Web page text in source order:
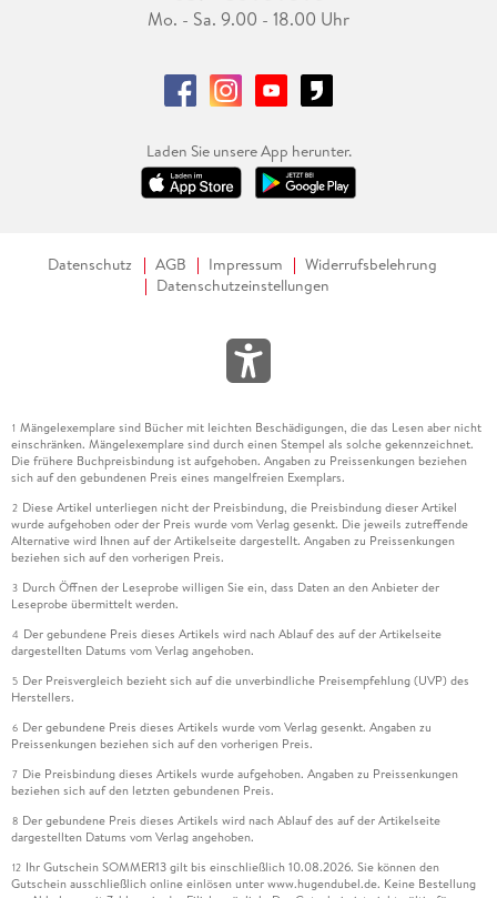
Mo. - Sa. 9.00 - 18.00 Uhr
Laden Sie unsere App herunter.
Datenschutz AGB Impressum
Widerrufsbelehrung
Datenschutzeinstellungen
1 Mängelexemplare sind Bücher mit leichten Beschädigungen, die das Lesen aber nicht
einschränken. Mängelexemplare sind durch einen Stempel als solche gekennzeichnet.
Die frühere Buchpreisbindung ist aufgehoben. Angaben zu Preissenkungen beziehen
sich auf den gebundenen Preis eines mangelfreien Exemplars.
2 Diese Artikel unterliegen nicht der Preisbindung, die Preisbindung dieser Artikel
wurde aufgehoben oder der Preis wurde vom Verlag gesenkt. Die jeweils zutreffende
Alternative wird Ihnen auf der Artikelseite dargestellt. Angaben zu Preissenkungen
beziehen sich auf den vorherigen Preis.
3 Durch Öffnen der Leseprobe willigen Sie ein, dass Daten an den Anbieter der
Leseprobe übermittelt werden.
4 Der gebundene Preis dieses Artikels wird nach Ablauf des auf der Artikelseite
dargestellten Datums vom Verlag angehoben.
5 Der Preisvergleich bezieht sich auf die unverbindliche Preisempfehlung (UVP) des
Herstellers.
6 Der gebundene Preis dieses Artikels wurde vom Verlag gesenkt. Angaben zu
Preissenkungen beziehen sich auf den vorherigen Preis.
7 Die Preisbindung dieses Artikels wurde aufgehoben. Angaben zu Preissenkungen
beziehen sich auf den letzten gebundenen Preis.
8 Der gebundene Preis dieses Artikels wird nach Ablauf des auf der Artikelseite
dargestellten Datums vom Verlag angehoben.
12 Ihr Gutschein SOMMER13 gilt bis einschließlich 10.08.2026. Sie können den
Gutschein ausschließlich online einlösen unter www.hugendubel.de. Keine Bestellung